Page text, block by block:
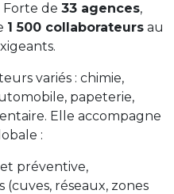
Forte de 33 agences,
1 500 collaborateurs au
variés : chimie,
papeterie,
Elle accompagne
:
préventive,
réseaux, zones